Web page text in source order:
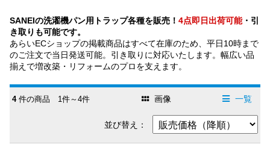
SANEIの洗濯機パン用トラップ各種を販売！ 4点即日出荷可能・引
き取りも可能です。
あらいECショップの掲載商品はすべて在庫のため、平日10時まで
のご注文で当日発送可能。引き取りに対応いたします。幅広い品
揃えで増改築・リフォームのプロを支えます。
4件の商品 1件～4件 画像 一覧
並び替え：